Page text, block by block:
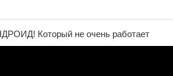
Который не очень работает